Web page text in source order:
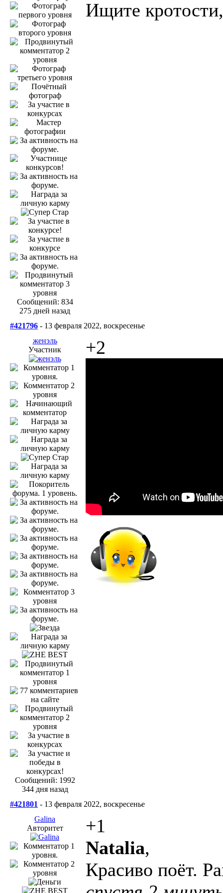
Сообщений: 834
275 дней назад
Ищите
#421796 - 13 февраля 2022, воскресенье
женэль
Участник
Сообщений: 1992
344 дня назад
+2
#421801 - 13 февраля 2022, воскресенье
Galina
Авторитет
+1
Natalia,
Красиво поёт.